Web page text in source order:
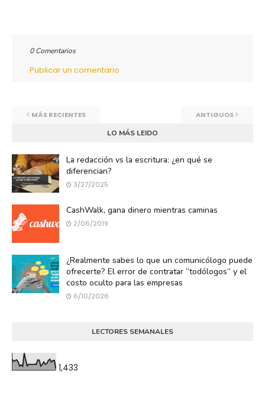
0 Comentarios
Publicar un comentario
MÁS RECIENTES
ANTIGUOS
LO MÁS LEIDO
La redacción vs la escritura: ¿en qué se
diferencian?
3/27/2025
CashWalk, gana dinero mientras caminas
2/06/2019
¿Realmente sabes lo que un comunicólogo puede
ofrecerte? El error de contratar “todólogos” y el
costo oculto para las empresas
6/10/2026
LECTORES SEMANALES
1,433